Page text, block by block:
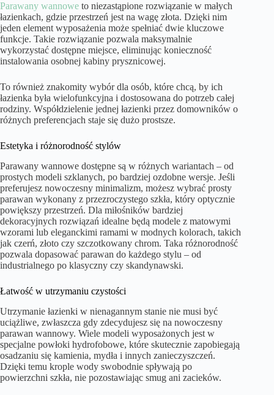
Parawany wannowe to niezastąpione rozwiązanie w małych
łazienkach, gdzie przestrzeń jest na wagę złota. Dzięki nim
jeden element wyposażenia może spełniać dwie kluczowe
funkcje. Takie rozwiązanie pozwala maksymalnie
wykorzystać dostępne miejsce, eliminując konieczność
instalowania osobnej kabiny prysznicowej.
To również znakomity wybór dla osób, które chcą, by ich
łazienka była wielofunkcyjna i dostosowana do potrzeb całej
rodziny. Współdzielenie jednej łazienki przez domowników o
różnych preferencjach staje się dużo prostsze.
Estetyka i różnorodność stylów
Parawany wannowe dostępne są w różnych wariantach – od
prostych modeli szklanych, po bardziej ozdobne wersje. Jeśli
preferujesz nowoczesny minimalizm, możesz wybrać prosty
parawan wykonany z przezroczystego szkła, który optycznie
powiększy przestrzeń. Dla miłośników bardziej
dekoracyjnych rozwiązań idealne będą modele z matowymi
wzorami lub eleganckimi ramami w modnych kolorach, takich
jak czerń, złoto czy szczotkowany chrom. Taka różnorodność
pozwala dopasować parawan do każdego stylu – od
industrialnego po klasyczny czy skandynawski.
Łatwość w utrzymaniu czystości
Utrzymanie łazienki w nienagannym stanie nie musi być
uciążliwe, zwłaszcza gdy zdecydujesz się na nowoczesny
parawan wannowy. Wiele modeli wyposażonych jest w
specjalne powłoki hydrofobowe, które skutecznie zapobiegają
osadzaniu się kamienia, mydła i innych zanieczyszczeń.
Dzięki temu krople wody swobodnie spływają po
powierzchni szkła, nie pozostawiając smug ani zacieków.